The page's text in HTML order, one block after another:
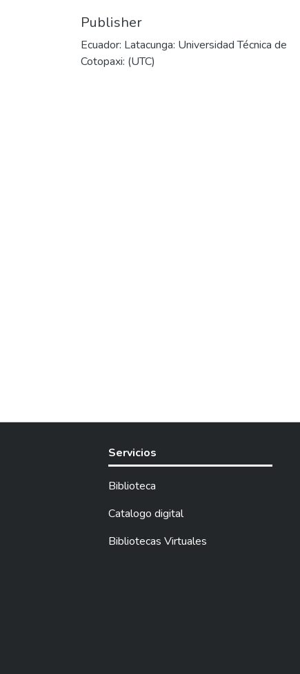
Publisher
Ecuador: Latacunga: Universidad Técnica de
Cotopaxi: (UTC)
Servicios
Biblioteca
Catalogo digital
Bibliotecas Virtuales